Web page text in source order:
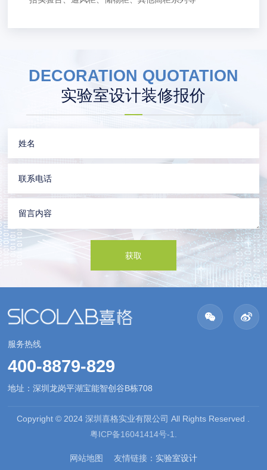
DECORATION QUOTATION
实验室设计装修报价
服务热线
400-8879-829
地址：深圳龙岗平湖宝能智创谷B栋708
Copyright © 2024 深圳喜格实业有限公司 All Rights Reserved .
粤ICP备16041414号-1.
网站地图 友情链接： 实验室设计